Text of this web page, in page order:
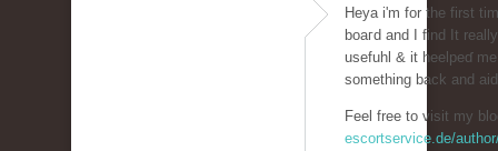
Heya i'm for the fіrst
boaгd and I find It really
usefuhl & it heelpeɗ
something back and
Feel free to visit my
escortservice.de/